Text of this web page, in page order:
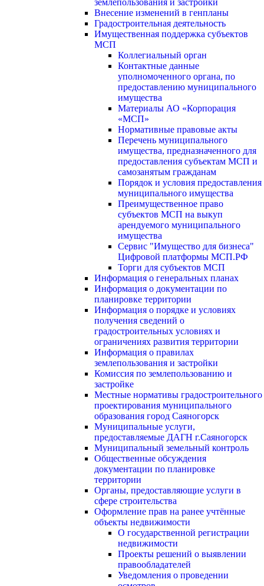
землепользования и застройки
Внесение изменений в генпланы
Градостроительная деятельность
Имущественная поддержка субъектов
МСП
Коллегиальный орган
Контактные данные
уполномоченного органа, по
предоставлению муниципального
имущества
Материалы АО «Корпорация
«МСП»
Нормативные правовые акты
Перечень муниципального
имущества, предназначенного для
предоставления субъектам МСП и
самозанятым гражданам
Порядок и условия предоставления
муниципального имущества
Преимущественное право
субъектов МСП на выкуп
арендуемого муниципального
имущества
Сервис "Имущество для бизнеса"
Цифровой платформы МСП.РФ
Торги для субъектов МСП
Информация о генеральных планах
Информация о документации по
планировке территории
Информация о порядке и условиях
получения сведений о
градостроительных условиях и
ограничениях развития территории
Информация о правилах
землепользования и застройки
Комиссия по землепользованию и
застройке
Местные нормативы градостроительного
проектирования муниципального
образования город Саяногорск
Муниципальные услуги,
предоставляемые ДАГН г.Саяногорск
Муниципальный земельный контроль
Общественные обсуждения
документации по планировке
территории
Органы, предоставляющие услуги в
сфере строительства
Оформление прав на ранее учтённые
объекты недвижимости
О государственной регистрации
недвижимости
Проекты решений о выявлении
правообладателей
Уведомления о проведении